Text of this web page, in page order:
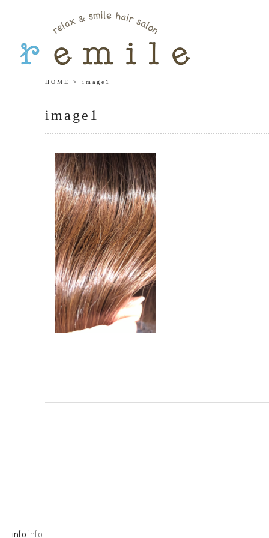
HOME image1
image1
info info